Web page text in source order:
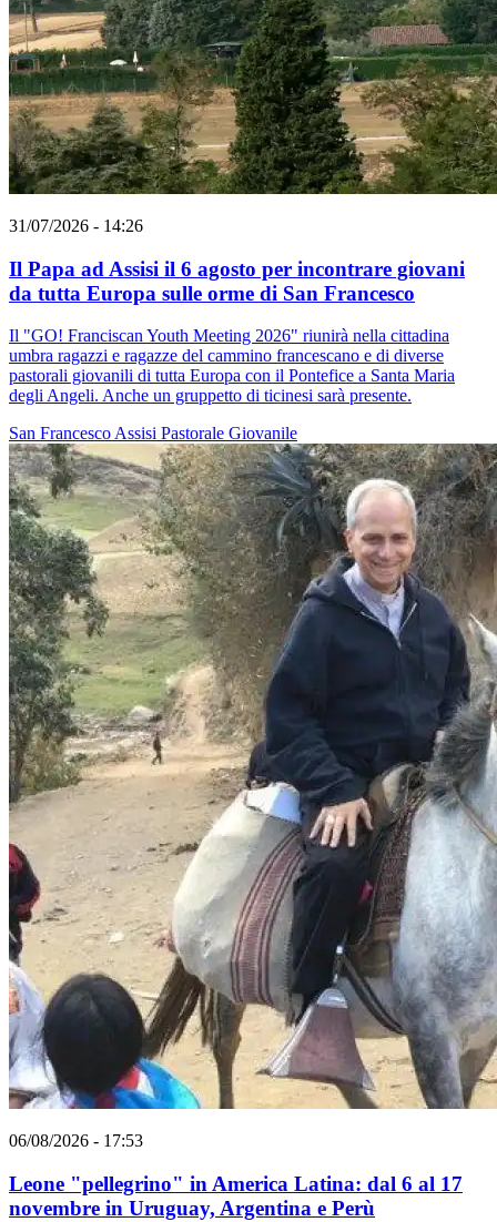
31/07/2026 - 14:26
Il Papa ad Assisi il 6 agosto per incontrare giovani
da tutta Europa sulle orme di San Francesco
Il "GO! Franciscan Youth Meeting 2026" riunirà nella cittadina
umbra ragazzi e ragazze del cammino francescano e di diverse
pastorali giovanili di tutta Europa con il Pontefice a Santa Maria
degli Angeli. Anche un gruppetto di ticinesi sarà presente.
San FrancescoAssisi Pastorale Giovanile
06/08/2026 - 17:53
Leone "pellegrino" in America Latina: dal 6 al 17
novembre in Uruguay, Argentina e Perù